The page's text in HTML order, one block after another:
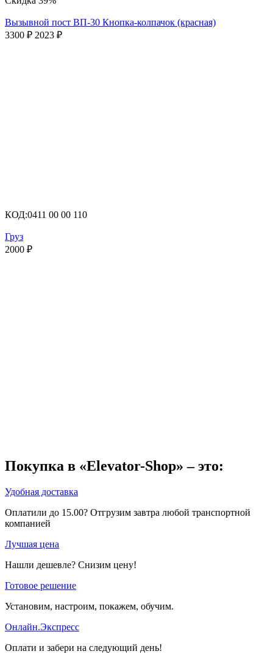
Вызывной пост ВП-30 Кнопка-колпачок (красная)
3300 ₽ 2023 ₽
КОД:0411 00 00 110
Груз
2000 ₽
Покупка в «Elevator-Shop» – это:
Удобная доставка
Оплатили до 15.00? Отгрузим завтра любой транспортной
компанией
Лучшая цена
Нашли дешевле? Снизим цену!
Готовое решение
Установим, настроим, покажем, обучим.
Онлайн.Экспресс
Оплати и забери на следующий день!